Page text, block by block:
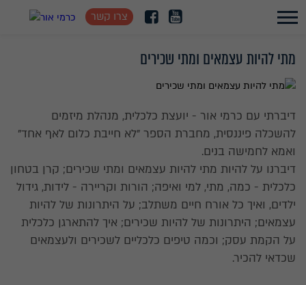
צרו קשר
מתי להיות עצמאים ומתי שכירים
דיברתי עם כרמי אור - יועצת כלכלית, מנהלת מיזמים
להשכלה פיננסית, מחברת הספר "לא חייבת כלום לאף אחד"
ואמא לחמישה בנים.
דיברנו על להיות מתי להיות עצמאים ומתי שכירים; קרן בטחון
כלכלית - כמה, מתי, למי ואיפה; הורות וקריירה - לידות, גידול
ילדים, ואיך כל אורח חיים משתלב; על היתרונות של להיות
עצמאים; היתרונות של להיות שכירים; איך להתארגן כלכלית
על הקמת עסק; וכמה טיפים כלכליים לשכירים ולעצמאים
שכדאי להכיר.